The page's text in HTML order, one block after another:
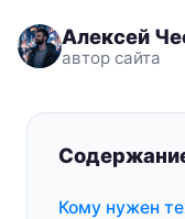
Алексей
автор сайта
Кому нужен